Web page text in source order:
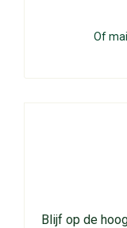
Of
Blijf op de